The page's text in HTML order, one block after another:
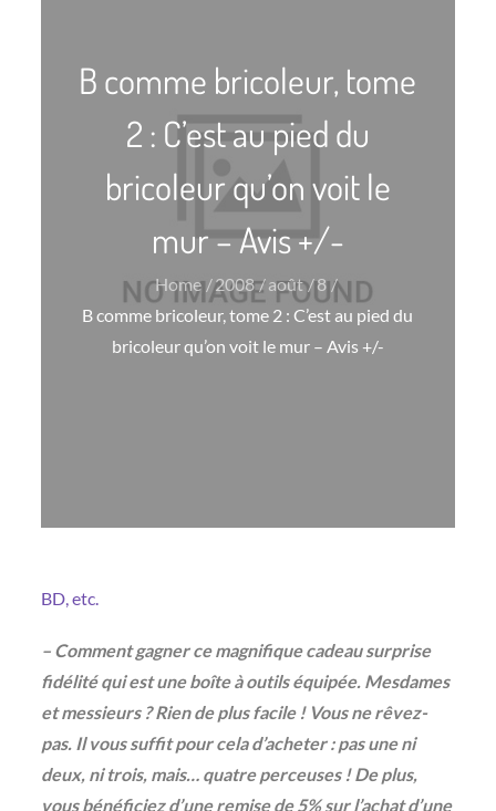
B comme bricoleur, tome
2 : C’est au pied du
bricoleur qu’on voit le
mur – Avis +/-
Home 2008 août
8
B comme bricoleur, tome 2 : C’est au pied du
bricoleur qu’on voit le mur – Avis +/-
BD, etc.
– Comment gagner ce magnifique cadeau surprise
fidélité qui est une boîte à outils équipée. Mesdames
et messieurs ? Rien de plus facile ! Vous ne rêvez-
pas. Il vous suffit pour cela d’acheter : pas une ni
deux, ni trois, mais… quatre perceuses ! De plus,
vous bénéficiez d’une remise de 5% sur l’achat d’une